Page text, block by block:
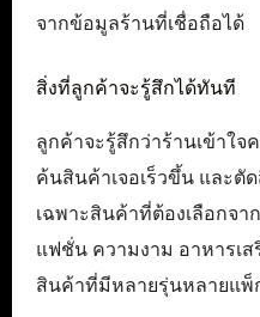
จากข้อมูลร้านที่เชื่อถือได้
สิ่งที่ลูกค้าจะรู้สึกได้ทันที
ลูกค้าจะรู้สึกว่าร้านเข้าใ
ค้นสินค้าเจอเร็วขึ้น และตั
เฉพาะสินค้าที่ต้องเลือกจา
แฟชั่น ความงาม อาหารเ
สินค้าที่มีหลายรุ่นหลายแพ็